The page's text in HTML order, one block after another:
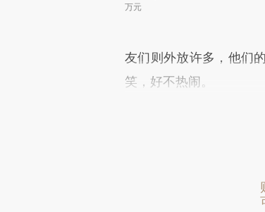
万元
友们则外放许多，他们
笑，好不热闹。